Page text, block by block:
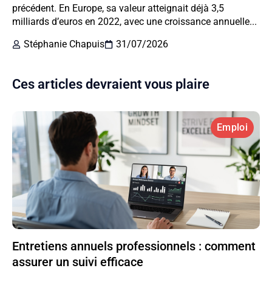
précédent. En Europe, sa valeur atteignait déjà 3,5
milliards d’euros en 2022, avec une croissance annuelle...
Stéphanie Chapuis
31/07/2026
Ces articles devraient vous plaire
Emploi
Entretiens annuels professionnels : comment
assurer un suivi efficace